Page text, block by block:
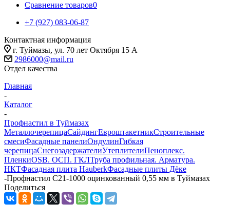
Сравнение товаров0
+7 (927) 083-06-87
Контактная информация
г. Туймазы, ул. 70 лет Октября 15 А
2986000@mail.ru
Отдел качества
Главная
-
Каталог
-
Профнастил в Туймазах
МеталлочерепицаСайдингЕвроштакетникСтроительные
смесиФасадные панелиОндулинГибкая
черепицаСнегозадержателиУтеплителиПеноплекс.
ПленкиOSB. ОСП. ГКЛТруба профильная. Арматура.
НКТФасадная плита HauberkФасадные плиты Дёке
-Профнастил С21-1000 оцинкованный 0,55 мм в Туймазах
Поделиться